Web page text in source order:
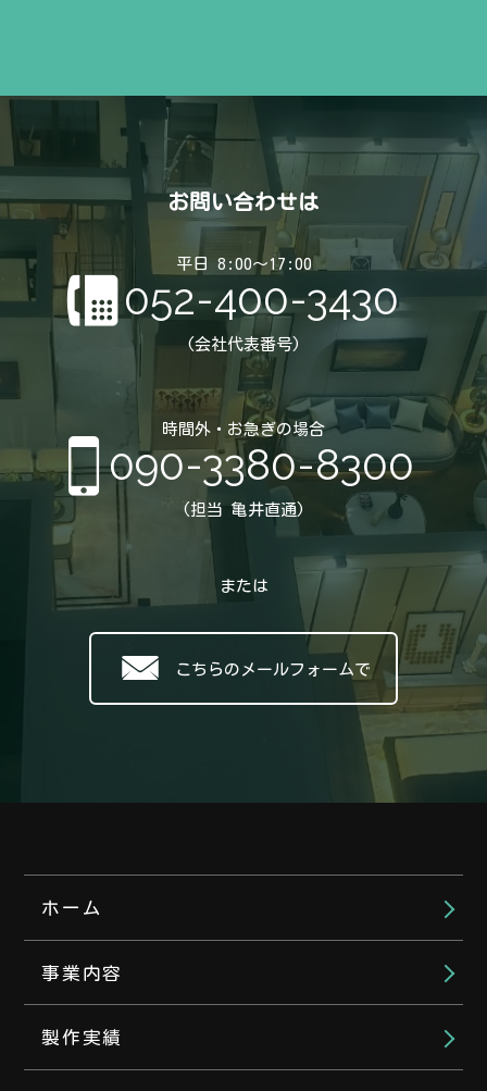
お問い合わせは
平日 8:00～17:00
052-400-3430
(会社代表番号)
時間外・お急ぎの場合
090-3380-8300
(担当 亀井直通)
または
こちらのメールフォームで
ホーム
事業内容
製作実績